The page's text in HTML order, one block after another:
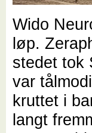
Wido
løp.
stedet tok
var
kruttet i
langt